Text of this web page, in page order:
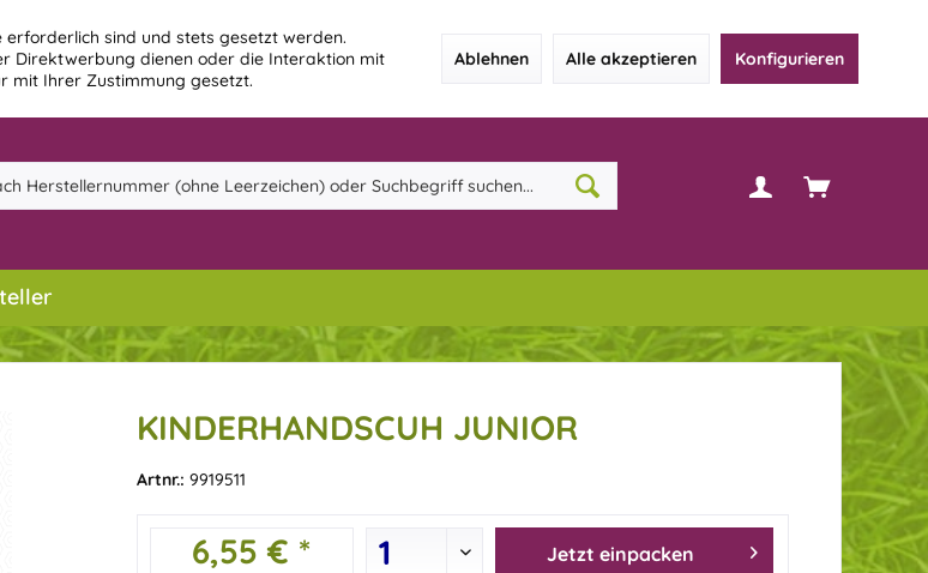
erforderlich sind und stets gesetzt werden.
Direktwerbung dienen oder die Interaktion mit
mit Ihrer Zustimmung gesetzt.
Ablehnen Alle akzeptieren Konfigurieren
KINDERHANDSCUH JUNIOR
Artnr.: 9919511
6,55 € * Jetzt einpacken